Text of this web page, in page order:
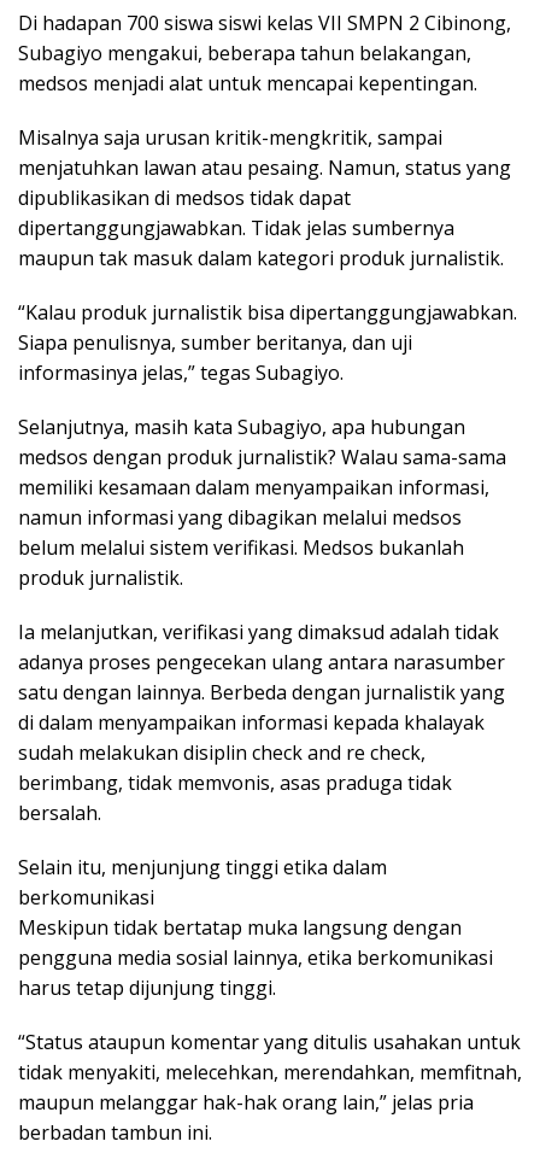
Di hadapan 700 siswa siswi kelas VII SMPN 2 Cibinong,
Subagiyo mengakui, beberapa tahun belakangan,
medsos menjadi alat untuk mencapai kepentingan.
Misalnya saja urusan kritik-mengkritik, sampai
menjatuhkan lawan atau pesaing. Namun, status yang
dipublikasikan di medsos tidak dapat
dipertanggungjawabkan. Tidak jelas sumbernya
maupun tak masuk dalam kategori produk jurnalistik.
“Kalau produk jurnalistik bisa dipertanggungjawabkan.
Siapa penulisnya, sumber beritanya, dan uji
informasinya jelas,” tegas Subagiyo.
Selanjutnya, masih kata Subagiyo, apa hubungan
medsos dengan produk jurnalistik? Walau sama-sama
memiliki kesamaan dalam menyampaikan informasi,
namun informasi yang dibagikan melalui medsos
belum melalui sistem verifikasi. Medsos bukanlah
produk jurnalistik.
Ia melanjutkan, verifikasi yang dimaksud adalah tidak
adanya proses pengecekan ulang antara narasumber
satu dengan lainnya. Berbeda dengan jurnalistik yang
di dalam menyampaikan informasi kepada khalayak
sudah melakukan disiplin check and re check,
berimbang, tidak memvonis, asas praduga tidak
bersalah.
Selain itu, menjunjung tinggi etika dalam
berkomunikasi
Meskipun tidak bertatap muka langsung dengan
pengguna media sosial lainnya, etika berkomunikasi
harus tetap dijunjung tinggi.
“Status ataupun komentar yang ditulis usahakan untuk
tidak menyakiti, melecehkan, merendahkan, memfitnah,
maupun melanggar hak-hak orang lain,” jelas pria
berbadan tambun ini.